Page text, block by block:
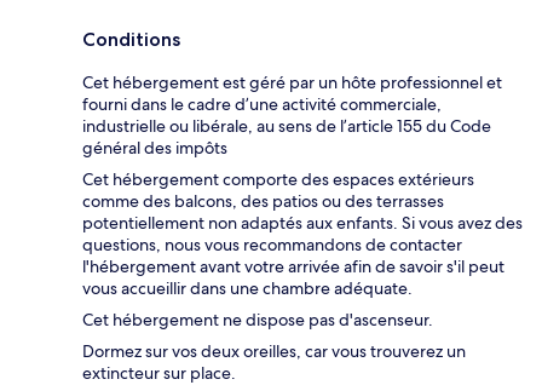
Conditions
Cet hébergement est géré par un hôte professionnel et
fourni dans le cadre d’une activité commerciale,
industrielle ou libérale, au sens de l’article 155 du Code
général des impôts
Cet hébergement comporte des espaces extérieurs
comme des balcons, des patios ou des terrasses
potentiellement non adaptés aux enfants. Si vous avez des
questions, nous vous recommandons de contacter
l'hébergement avant votre arrivée afin de savoir s'il peut
vous accueillir dans une chambre adéquate.
Cet hébergement ne dispose pas d'ascenseur.
Dormez sur vos deux oreilles, car vous trouverez un
extincteur sur place.